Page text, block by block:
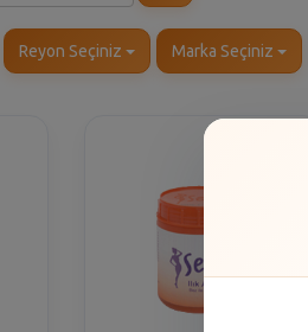
Reyon Seçiniz Marka Seçiniz